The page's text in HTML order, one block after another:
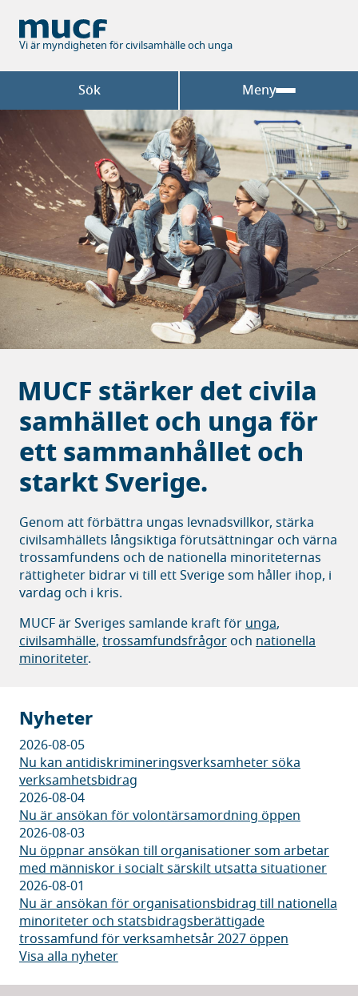
huvudinnehåll
Vi är myndigheten för civilsamhälle och unga
Sök Meny
MUCF stärker det civila
samhället och unga för
ett sammanhållet och
starkt Sverige.
Genom att förbättra ungas levnadsvillkor, stärka
civilsamhällets långsiktiga förutsättningar och värna
trossamfundens och de nationella minoriteternas
rättigheter bidrar vi till ett Sverige som håller ihop, i
vardag och i kris.
MUCF är Sveriges samlande kraft förunga,
civilsamhälle, trossamfundsfrågor och nationella
minoriteter.
Nyheter
2026-08-05
Nu kan antidiskrimineringsverksamheter söka
verksamhetsbidrag
2026-08-04
Nu är ansökan för volontärsamordning öppen
2026-08-03
Nu öppnar ansökan till organisationer som arbetar
med människor i socialt särskilt utsatta situationer
2026-08-01
Nu är ansökan för organisationsbidrag till nationella
minoriteter och statsbidragsberättigade
trossamfund för verksamhetsår 2027 öppen
Visa alla nyheter